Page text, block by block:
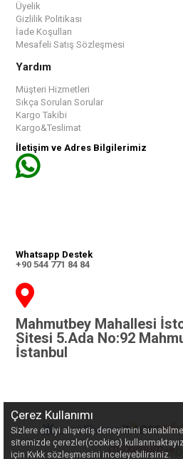
Üyelik
Gizlilik Politikası
İade Koşulları
Mesafeli Satış Sözleşmesi
Yardım
Müşteri Hizmetleri
Sıkça Sorulan Sorular
Kargo Takibi
Kargo&Teslimat
İletişim ve Adres Bilgilerimiz
Whatsapp Destek
+90 544 771 84 84
Mahmutbey Mahallesi
Sitesi 5.Ada No:92
İstanbul
Çerez Kullanımı
Sizlere en iyi alışveriş deneyimini
sitemizde çerezler(cookies)
için Kvkk sözleşmesini inceleyebilirsiniz.